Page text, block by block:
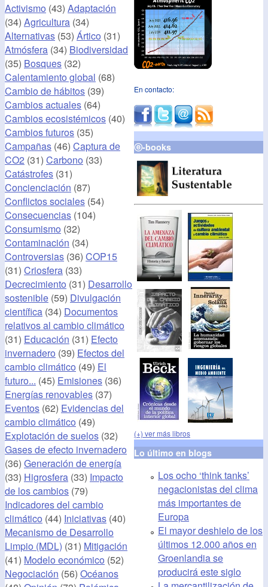
Activismo (43) Adaptación
(34) Agricultura (34)
Alternativas (53) Ártico (31)
Atmósfera (34) Biodiversidad
(35) Bosques (32)
Calentamiento global (68)
Cambio de hábitos (39)
Cambios actuales (64)
Cambios ecosistémicos (40)
Cambios futuros (35)
Campañas (46) Captura de
CO2 (31) Carbono (33)
Catástrofes (31)
Concienciación (87)
Conflictos sociales (54)
Consecuencias (104)
Consumismo (32)
Contaminación (34)
Controversias (36) COP15
(31) Criosfera (33)
Decrecimiento (31) Desarrollo
sostenible (59) Divulgación
científica (34) Documentos
relativos al cambio climático
(31) Educación (31) Efecto
invernadero (39) Efectos del
cambio climático (49) El
futuro... (45) Emisiones (36)
Energías renovables (37)
Eventos (62) Evidencias del
cambio climático (49)
Explotación de suelos (32)
Gases de efecto invernadero
(36) Generación de energía
(33) Higrosfera (33) Impacto
de los cambios (79)
Indicadores del cambio
climático (44) Iniciativas (40)
Mecanismo de Desarrollo
Limpio (MDL) (31) Mitigación
(41) Modelo económico (52)
Negociación (56) Océanos
En contacto:
ⓔ-books
(+) ver más libros
Lo último en blogs
Los ocho ‘think tanks’
negacionistas del clima
más importantes de
Europa
El mayor deshielo de los
últimos 12.000 años en
Groenlandia se
producirá este siglo